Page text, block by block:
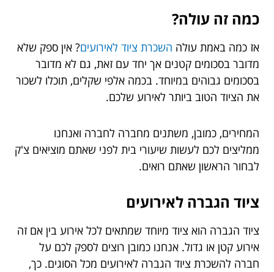
כמה זה עולה?
אז כמה באמת עולה השכרת ציוד לאירועים? אין ספק שלא
מדובר בסכומים קטנים אך יחד עם זאת, גם לא מדובר
בסכומים גבוהים במיוחד. בכמה אלפי שקלים, תוכלו לשכור
את הציוד הטוב ביותר לאירוע שלכם.
המחירים, כמובן, משתנים מחברה לחברה ואנחנו
ממליצים לכם לעשות שיעורי בית לפני שאתם מוציאים צ'ק
לבחור הראשון שאתם רואים.
ציוד הגברה לאירועים
ציוד הגברה הוא ציוד מיוחד שמתאים לכל אירוע בין אם זה
אירוע קטן או גדול. אנחנו כמובן רוצים לספק לכם על
חברה להשכרת ציוד הגברה לאירועים מכל הסוגים. כך,